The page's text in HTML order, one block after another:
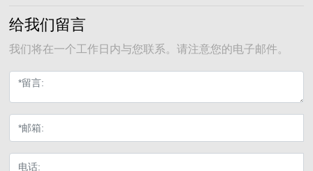
给我们留言
我们将在一个工作日内与您联系。请注意您的电子邮件。